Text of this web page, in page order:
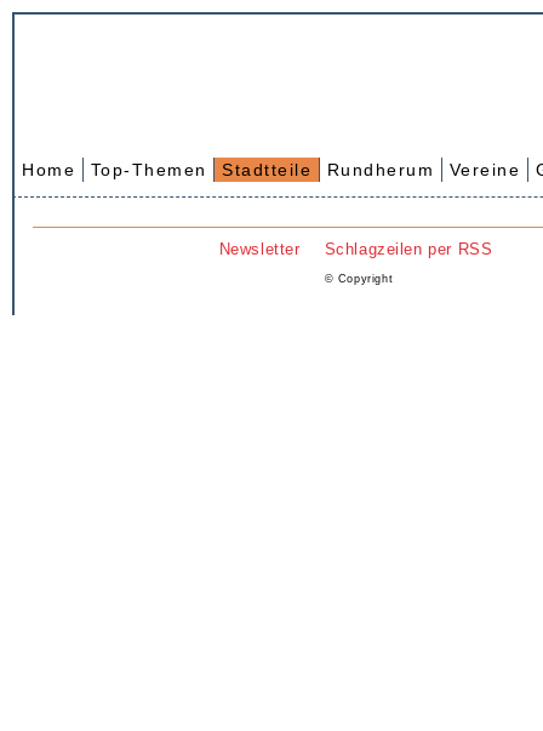
Home Top-Themen Stadtteile Rundherum Vereine
Newsletter Schlagzeilen per RSS
© Copyright